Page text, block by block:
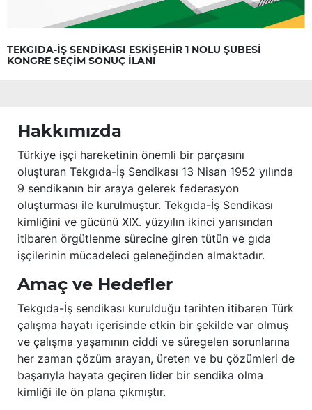
TEKGIDA-İŞ SENDİKASI ESKİŞEHİR 1 NOLU ŞUBESİ
KONGRE SEÇİM SONUÇ İLANI
Hakkımızda
Türkiye işçi hareketinin önemli bir parçasını
oluşturan Tekgıda-İş Sendikası 13 Nisan 1952 yılında
9 sendikanın bir araya gelerek federasyon
oluşturması ile kurulmuştur. Tekgıda-İş Sendikası
kimliğini ve gücünü XIX. yüzyılın ikinci yarısından
itibaren örgütlenme sürecine giren tütün ve gıda
işçilerinin mücadeleci geleneğinden almaktadır.
Amaç ve Hedefler
Tekgıda-İş sendikası kurulduğu tarihten itibaren Türk
çalışma hayatı içerisinde etkin bir şekilde var olmuş
ve çalışma yaşamının ciddi ve süregelen sorunlarına
her zaman çözüm arayan, üreten ve bu çözümleri de
başarıyla hayata geçiren lider bir sendika olma
kimliği ile ön plana çıkmıştır.